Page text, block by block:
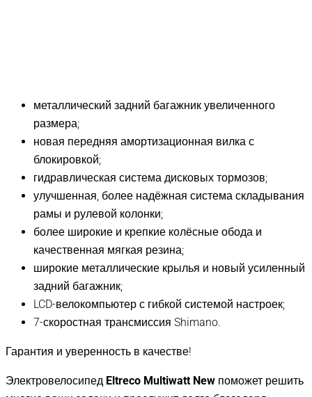
металлический задний багажник увеличенного
размера;
новая передняя амортизационная вилка с
блокировкой;
гидравлическая система дисковых тормозов;
улучшенная, более надёжная система складывания
рамы и рулевой колонки;
более широкие и крепкие колёсные обода и
качественная мягкая резина;
широкие металлические крылья и новый усиленный
задний багажник;
LCD-велокомпьютер с гибкой системой настроек;
7-скоростная трансмиссия Shimano.
Гарантия и уверенность в качестве!
Электровелосипед Eltreco Multiwatt New поможет решить